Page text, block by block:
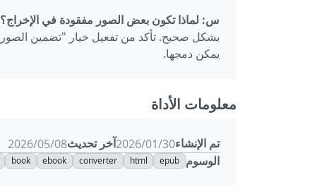
س: لماذا تكون بعض الصور مفقودة في الإخراج؟
يمكن دمجها.
معلومات الأداة
تم الإنشاء30‏/01‏/2026 آخر تحديث08‏/05‏/2026
الوسوم epub
html
converter
ebook
book